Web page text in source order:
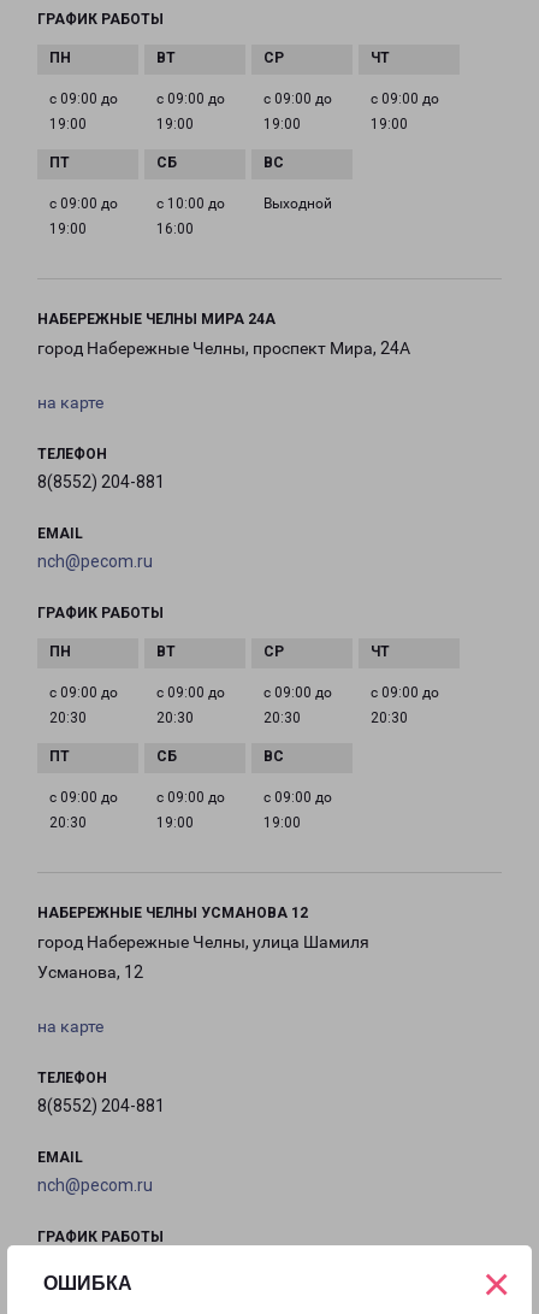
ОШИБКА ×
ГРАФИК РАБОТЫ
с 09:00 до
19:00
с 09:00 до
19:00
с 09:00 до
19:00
с 09:00 до
19:00
с 09:00 до
19:00
с 10:00 до
16:00
Выходной
НАБЕРЕЖНЫЕ ЧЕЛНЫ МИРА 24А
город Набережные Челны, проспект Мира, 24А
на карте
ТЕЛЕФОН
8(8552) 204-881
EMAIL
nch@pecom.ru
ГРАФИК РАБОТЫ
с 09:00 до
20:30
с 09:00 до
20:30
с 09:00 до
20:30
с 09:00 до
20:30
с 09:00 до
20:30
с 09:00 до
19:00
с 09:00 до
19:00
НАБЕРЕЖНЫЕ ЧЕЛНЫ УСМАНОВА 12
город Набережные Челны, улица Шамиля
Усманова, 12
на карте
ТЕЛЕФОН
8(8552) 204-881
EMAIL
nch@pecom.ru
ГРАФИК РАБОТЫ